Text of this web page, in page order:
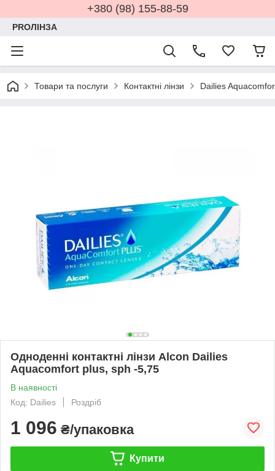
+380 (98) 155-88-59
PROЛІНЗА
Товари та послуги Контактні лінзи Dailies
Одноденні контактні лінзи Alcon Dailies
Aquacomfort plus, sph -5,75
В наявності
Код: Dailies
Роздріб
1 096 ₴/упаковка
Купити